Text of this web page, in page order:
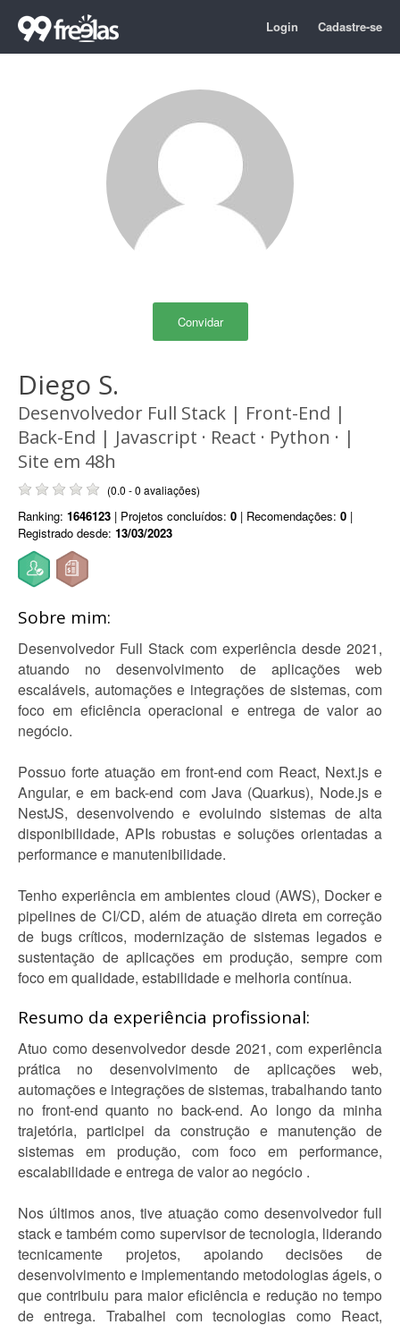
Login Cadastre-se
Convidar
Diego S.
Desenvolvedor Full Stack | Front-End |
Back-End | Javascript · React · Python · |
Site em 48h
(0.0 - 0 avaliações)
Ranking: 1646123 | Projetos concluídos: 0 | Recomendações: 0 |
Registrado desde: 13/03/2023
Sobre mim:
Desenvolvedor Full Stack com experiência desde 2021,
atuando no desenvolvimento de aplicações web
escaláveis, automações e integrações de sistemas, com
foco em eficiência operacional e entrega de valor ao
negócio.
Possuo forte atuação em front-end com React, Next.js e
Angular, e em back-end com Java (Quarkus), Node.js e
NestJS, desenvolvendo e evoluindo sistemas de alta
disponibilidade, APIs robustas e soluções orientadas a
performance e manutenibilidade.
Tenho experiência em ambientes cloud (AWS), Docker e
pipelines de CI/CD, além de atuação direta em correção
de bugs críticos, modernização de sistemas legados e
sustentação de aplicações em produção, sempre com
foco em qualidade, estabilidade e melhoria contínua.
Resumo da experiência profissional:
Atuo como desenvolvedor desde 2021, com experiência
prática no desenvolvimento de aplicações web,
automações e integrações de sistemas, trabalhando tanto
no front-end quanto no back-end. Ao longo da minha
trajetória, participei da construção e manutenção de
sistemas em produção, com foco em performance,
escalabilidade e entrega de valor ao negócio .
Nos últimos anos, tive atuação como desenvolvedor full
stack e também como supervisor de tecnologia, liderando
tecnicamente projetos, apoiando decisões de
desenvolvimento e implementando metodologias ágeis, o
que contribuiu para maior eficiência e redução no tempo
de entrega. Trabalhei com tecnologias como React,